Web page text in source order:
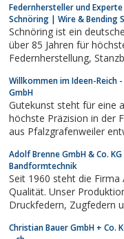
Federnhersteller und
Schnöring | Wire & Bending
Schnöring ist ein
über 85 Jahren für
Willkommen im Ideen-Reich
GmbH
Gutekunst steht für eine
höchste Präzision in der
aus Pfalzgrafenweiler
Drahtbiegeteile und
Rundstählen.
Adolf Brenne GmbH & Co.
Bandformtechnik
Seit 1960 steht die
Qualität. Unser
Druckfedern, Zugfedern und Ringe, Drehfedern,
Christian Bauer GmbH + Co.